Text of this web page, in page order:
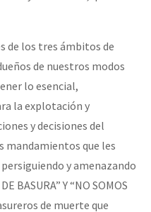
de los tres ámbitos de
de nuestros modos
lo esencial,
la explotación y
y decisiones del
mandamientos que les
y amenazando
BASURA” Y “NO SOMOS
de muerte que